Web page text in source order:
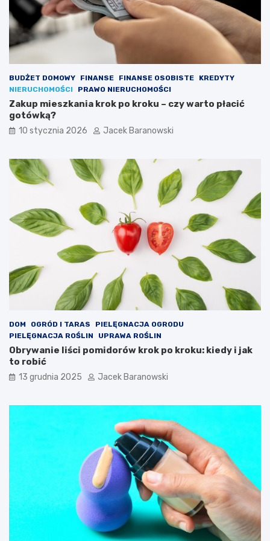
p
o
w
o
BUDŻET DOMOWY FINANSE FINANSE OSOBISTE
KREDYTY
NIERUCHOMOŚCI
PRAWO NIERUCHOMOŚCI
Zakup mieszkania krok po kroku – czy warto płacić
gotówką?
10 stycznia 2026 Jacek Baranowski
DOM OGRÓD I TARAS
PIELĘGNACJA OGRODU
PIELĘGNACJA ROŚLIN
UPRAWA ROŚLIN
Obrywanie liści pomidorów krok po kroku: kiedy i jak
to robić
13 grudnia 2025 Jacek Baranowski